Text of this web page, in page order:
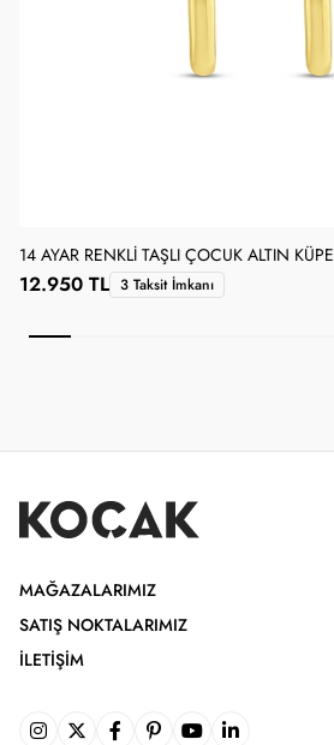
14 AYAR RENKLI TAŞLI ÇOCUK ALTIN KÜPE
12.950 TL 3 Taksit İmkanı
MAĞAZALARIMIZ
SATIŞ NOKTALARIMIZ
İLETIŞIM